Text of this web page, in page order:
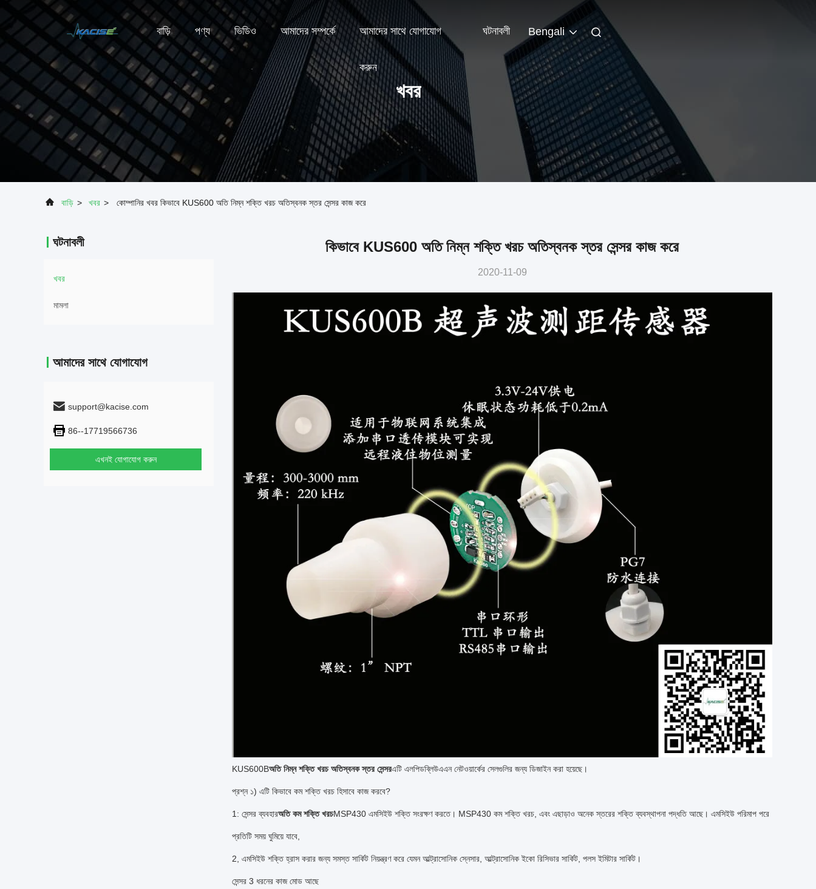
বাড়ি পণ্য ভিডিও আমাদের সম্পর্কে আমাদের সাথে যোগাযোগ
করুন
ঘটনাবলী Bengali
খবর
বাড়ি > খবর > কোম্পানির খবর কিভাবে KUS600 অতি নিম্ন শক্তি খরচ অতিস্বনক স্তর সেন্সর কাজ করে
ঘটনাবলী
খবর
মামলা
আমাদের সাথে যোগাযোগ
support@kacise.com
86--17719566736
এখনই যোগাযোগ করুন
কিভাবে KUS600 অতি নিম্ন শক্তি খরচ অতিস্বনক স্তর সেন্সর কাজ করে
2020-11-09
KUS600Bঅতি নিম্ন শক্তি খরচ অতিস্বনক স্তর সেন্সরএটি এলপিডব্লিউএএন নেটওয়ার্কের সেলগুলির জন্য ডিজাইন করা হয়েছে।
প্রশ্ন ১) এটি কিভাবে কম শক্তি খরচ হিসাবে কাজ করবে?
1: সেন্সর ব্যবহারঅতি কম শক্তি খরচMSP430 এমসিইউ শক্তি সংরক্ষণ করতে। MSP430 কম শক্তি খরচ, এবং এছাড়াও অনেক স্তরের শক্তি ব্যবস্থাপনা পদ্ধতি আছে। এমসিইউ পরিমাপ পরে
প্রতিটি সময় ঘুমিয়ে যাবে,
2, এমসিইউ শক্তি হ্রাস করার জন্য সমস্ত সার্কিট নিয়ন্ত্রণ করে যেমন আল্ট্রাসোনিক স্নেসার, আল্ট্রাসোনিক ইকো রিসিভার সার্কিট, পলস ইমিটার সার্কিট।
সেন্সর 3 ধরনের কাজ মোড আছে